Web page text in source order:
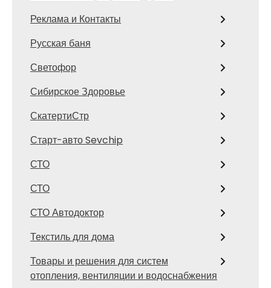
Реклама и Контакты
Русская баня
Светофор
Сибирское Здоровье
СкатертиСтр
Старт-авто Sevchip
СТО
СТО
СТО Автодоктор
Текстиль для дома
Товары и решения для систем
отопления, вентиляции и водоснабжения